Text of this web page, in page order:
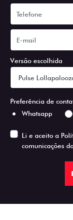
Versão escolhida
Preferência de
Whatsapp
Li e aceito a
comunicações